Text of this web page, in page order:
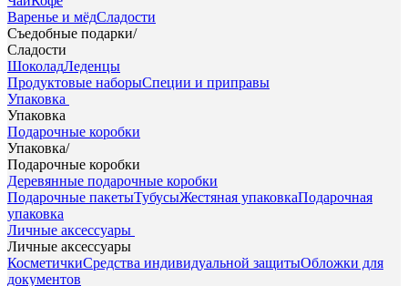
Варенье и мёдСладости
Съедобные подарки/
Сладости
ШоколадЛеденцы
Продуктовые наборыСпеции и приправы
Упаковка
Упаковка
Подарочные коробки
Упаковка/
Подарочные коробки
Деревянные подарочные коробки
Подарочные пакетыТубусыЖестяная упаковкаПодарочная
упаковка
Личные аксессуары
Личные аксессуары
КосметичкиСредства индивидуальной защитыОбложки для
документов